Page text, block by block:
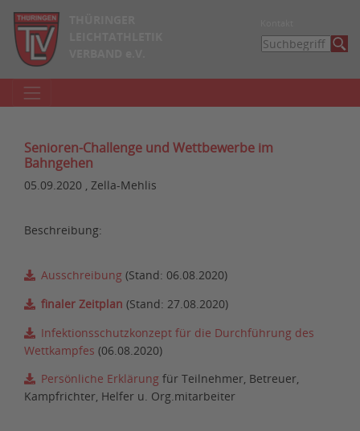
Senioren-Challenge und Wettbewerbe im
Bahngehen
05.09.2020 , Zella-Mehlis
Beschreibung:
Ausschreibung (Stand: 06.08.2020)
finaler Zeitplan (Stand: 27.08.2020)
Infektionsschutzkonzept für die Durchführung des
Wettkampfes (06.08.2020)
Persönliche Erklärung für Teilnehmer, Betreuer,
Kampfrichter, Helfer u. Org.mitarbeiter